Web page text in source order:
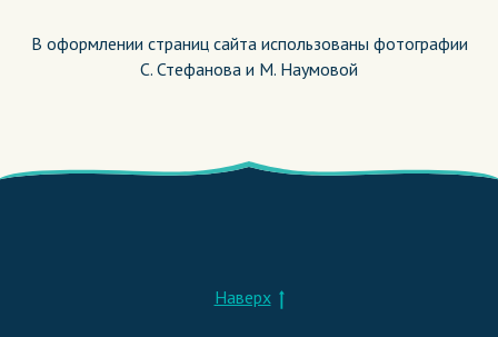
В оформлении страниц сайта использованы фотографии
C. Стефанова и М. Наумовой
Наверх